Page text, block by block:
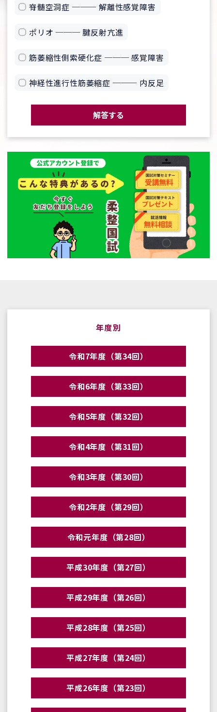
脊髄空洞症 ─── 解離性感覚障害
ポリオ ─── 腱反射亢進
筋萎縮性側索硬化症 ─── 感覚障害
神経性進行性筋萎縮症 ─── 内反足
解答する
年度別
令和7年度（第34回）
令和6年度（第33回）
令和5年度（第32回）
令和4年度（第31回）
令和3年度（第30回）
令和2年度（第29回）
令和元年度（第28回）
平成30年度（第27回）
平成29年度（第26回）
平成28年度（第25回）
平成27年度（第24回）
平成26年度（第23回）